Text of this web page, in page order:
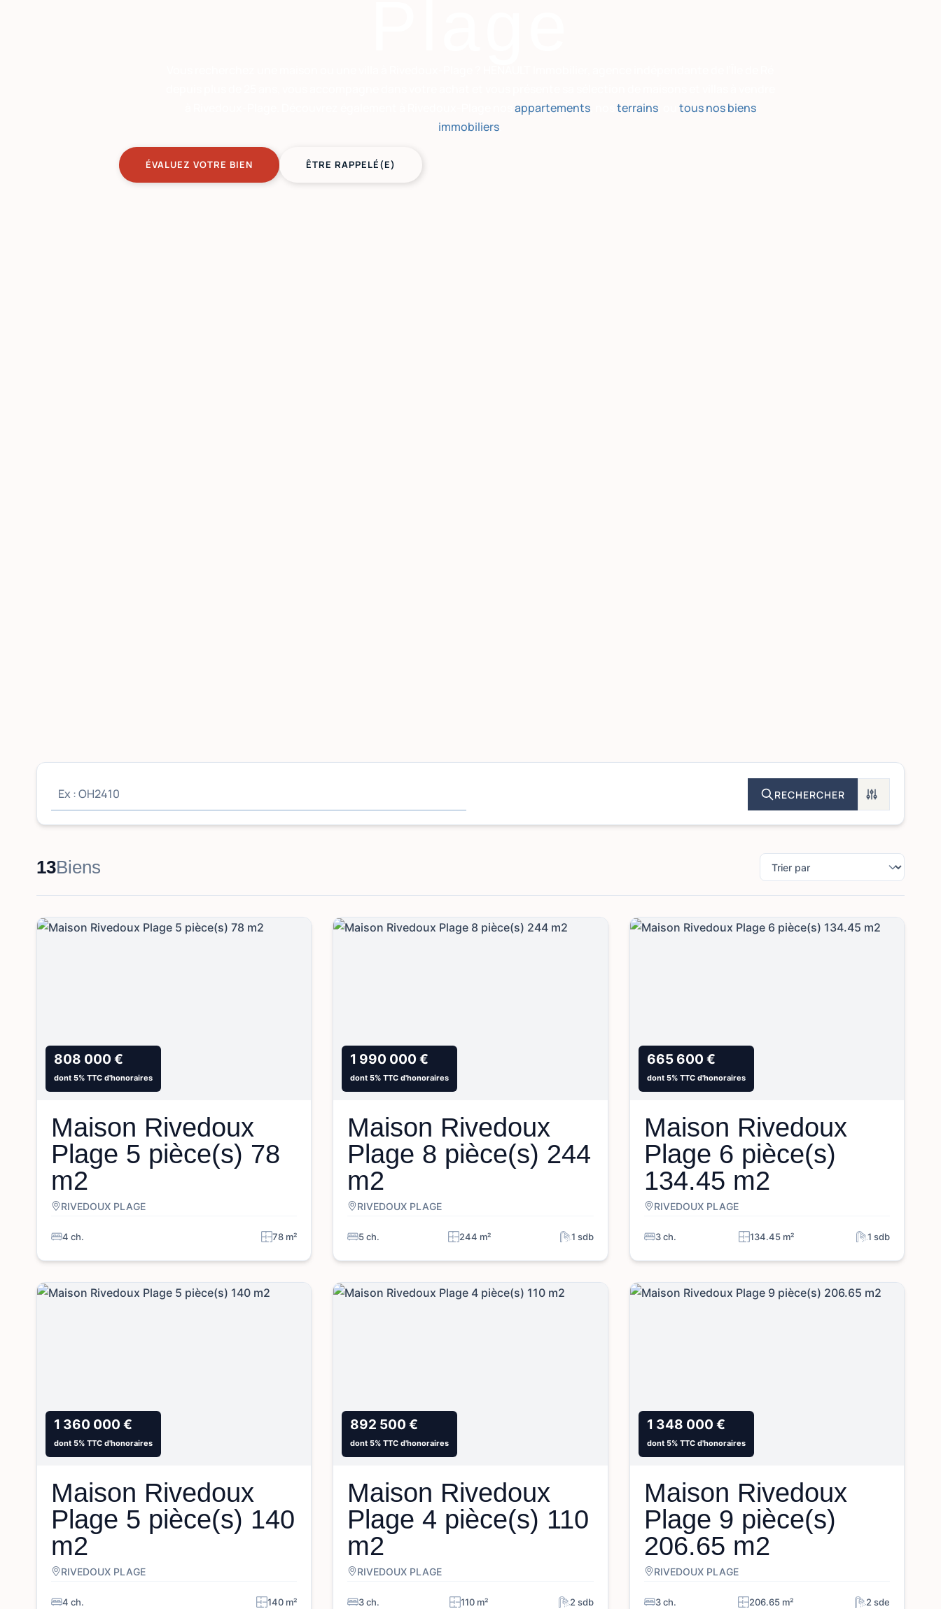
appartements, nos terrains, ou tous nos biens
immobiliers
ÉVALUEZ VOTRE BIEN ÊTRE RAPPELÉ(E)
RECHERCHER
13Biens
808 000 €
dont 5% TTC d'honoraires
Maison Rivedoux
Plage 5 pièce(s) 78
m2
RIVEDOUX PLAGE
4 ch. 78 m²
1 990 000 €
dont 5% TTC d'honoraires
Maison Rivedoux
Plage 8 pièce(s) 244
m2
RIVEDOUX PLAGE
5 ch. 244 m² 1 sdb
665 600 €
dont 5% TTC d'honoraires
Maison Rivedoux
Plage 6 pièce(s)
134.45 m2
RIVEDOUX PLAGE
3 ch. 134.45 m² 1 sdb
1 360 000 €
dont 5% TTC d'honoraires
Maison Rivedoux
Plage 5 pièce(s) 140
m2
RIVEDOUX PLAGE
4 ch. 140 m²
892 500 €
dont 5% TTC d'honoraires
Maison Rivedoux
Plage 4 pièce(s) 110
m2
RIVEDOUX PLAGE
3 ch. 110 m² 2 sdb
1 348 000 €
dont 5% TTC d'honoraires
Maison Rivedoux
Plage 9 pièce(s)
206.65 m2
RIVEDOUX PLAGE
3 ch. 206.65 m² 2 sde